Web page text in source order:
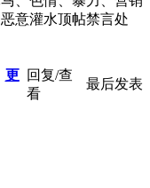
意灌水顶帖禁言处
更
回复/查
看
最后发表